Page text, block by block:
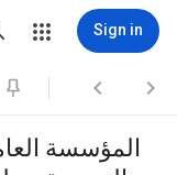
Sign in
 
المؤسسة